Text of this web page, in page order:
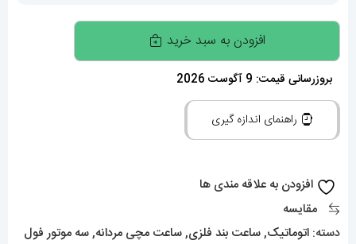
ساعت
مچی
مردانه
کارتیر
اتومات
Cartier
Ballon
افزودن به سبد خرید
بروزرسانی قیمت: 9 آگوست 2026
راهنمای اندازه گیری
افزودن به علاقه مندی ها
مقایسه
دسته: اتوماتیک,ساعت بند فلزی,ساعت مچی مردانه,سه موتور فول